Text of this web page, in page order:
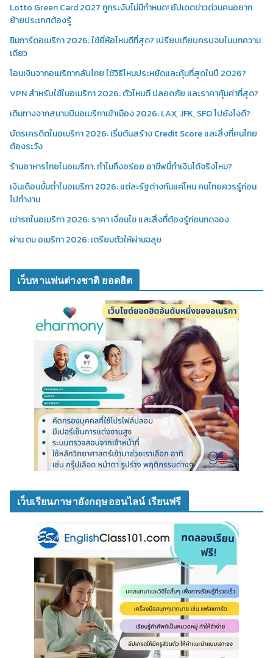
Lotto Green Card 2027 ถูกระงับไม่มีกำหนด! อัปเดตข่าวด่วนคนอยาก
ย้ายประเทศต้องรู้
ซิมการ์ดอเมริกา 2026: ใช้ยี่ห้อไหนดีที่สุด? เปรียบเทียบครบจบในบทความ
เดียว
โอนเงินจากอเมริกากลับไทย ใช้วิธีไหนประหยัดและคุ้มที่สุดในปี 2026?
VPN สำหรับใช้ในอเมริกา 2026: ตัวไหนดี ปลอดภัย และราคาคุ้มค่าที่สุด?
เดินทางจากสนามบินอเมริกาเข้าเมือง 2026: LAX, JFK, SFO ไปยังไงดี?
บัตรเครดิตในอเมริกา 2026: เริ่มต้นสร้าง Credit Score และสิ่งที่คนไทย
ต้องระวัง
ร้านอาหารไทยในอเมริกา: ทำไมถึงอร่อย อาชีพนี้ทำเงินได้จริงไหม?
เงินเดือนขั้นต่ำในอเมริกา 2026: แต่ละรัฐต่างกันแค่ไหน คนไทยควรรู้ก่อน
ไปทำงาน
เช่ารถในอเมริกา 2026: ราคา เงื่อนไข และสิ่งที่ต้องรู้ก่อนกดจอง
ผ่าน ตม อเมริกา 2026: เตรียมตัวให้ผ่านฉลุย
เว็บหาแฟนต่างชาติ ยอดฮิต
เว็บเรียนภาษาอังกฤษออนไลน์ เรียนฟรี